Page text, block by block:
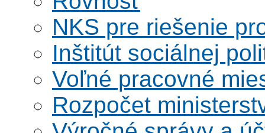
NKS pre riešenie
Inštitút sociálnej
Voľné pracovné
Rozpočet